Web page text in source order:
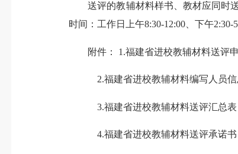
送评的教辅材料样书、教材应同时送
时间：工作日上午8:30-12:00、下午2:30-
附件： 1.福建省进校教辅材料送评
2.福建省进校教辅材料编写人员信
3.福建省进校教辅材料送评汇总表
4.福建省进校教辅材料送评承诺书